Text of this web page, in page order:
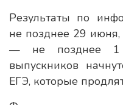
Результаты по
не позднее 29
— не позднее 1
выпускников
ЕГЭ, которые